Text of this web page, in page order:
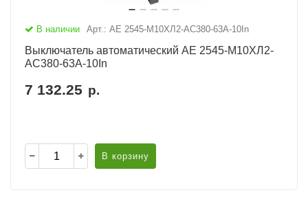
В наличии Арт.: АЕ 2545-М10ХЛ2-AC380-63А-10In
Выключатель автоматический АЕ 2545-М10ХЛ2-
AC380-63А-10In
7 132.25 р.
В корзину